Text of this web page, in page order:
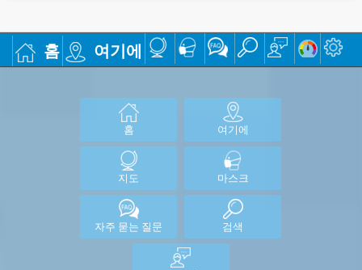
홈 여기에
홈 여기에
지도 마스크
자주 묻는 질문 검색